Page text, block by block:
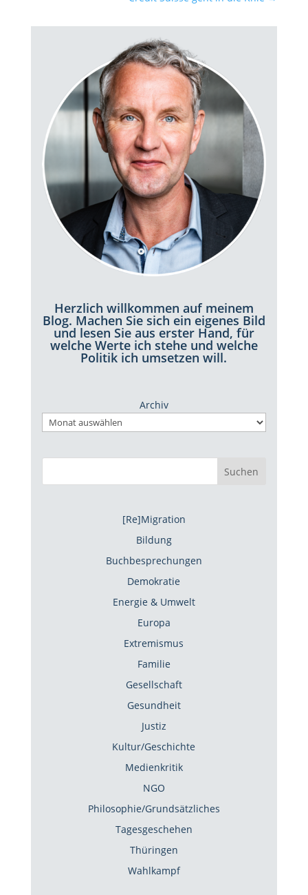
Herzlich willkommen auf meinem
Blog. Machen Sie sich ein eigenes Bild
und lesen Sie aus erster Hand, für
welche Werte ich stehe und welche
Politik ich umsetzen will.
Archiv
Suchen
[Re]Migration
Bildung
Buchbesprechungen
Demokratie
Energie & Umwelt
Europa
Extremismus
Familie
Gesellschaft
Gesundheit
Justiz
Kultur/Geschichte
Medienkritik
NGO
Philosophie/Grundsätzliches
Tagesgeschehen
Thüringen
Wahlkampf